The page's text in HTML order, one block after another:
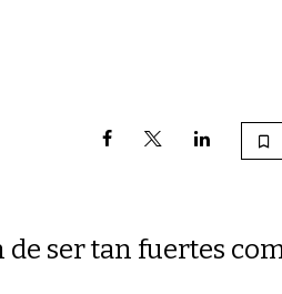
ser tan fuertes